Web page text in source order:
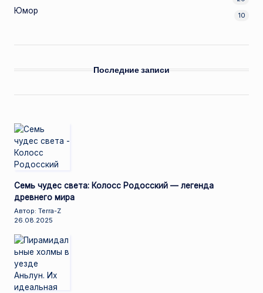
Юмор
10
Последние записи
Семь чудес света: Колосс Родосский — легенда
древнего мира
Автор: Terra-Z
26.08.2025